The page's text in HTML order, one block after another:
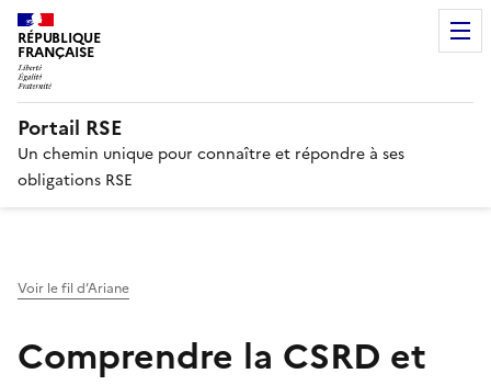
RÉPUBLIQUE
FRANÇAISE
Portail RSE
Un chemin unique pour connaître et répondre à ses
obligations RSE
Voir le fil d’Ariane
Comprendre la CSRD et